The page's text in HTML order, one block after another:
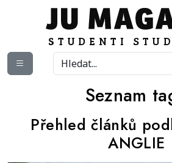
Seznam
Přehled článků
ANGLIE